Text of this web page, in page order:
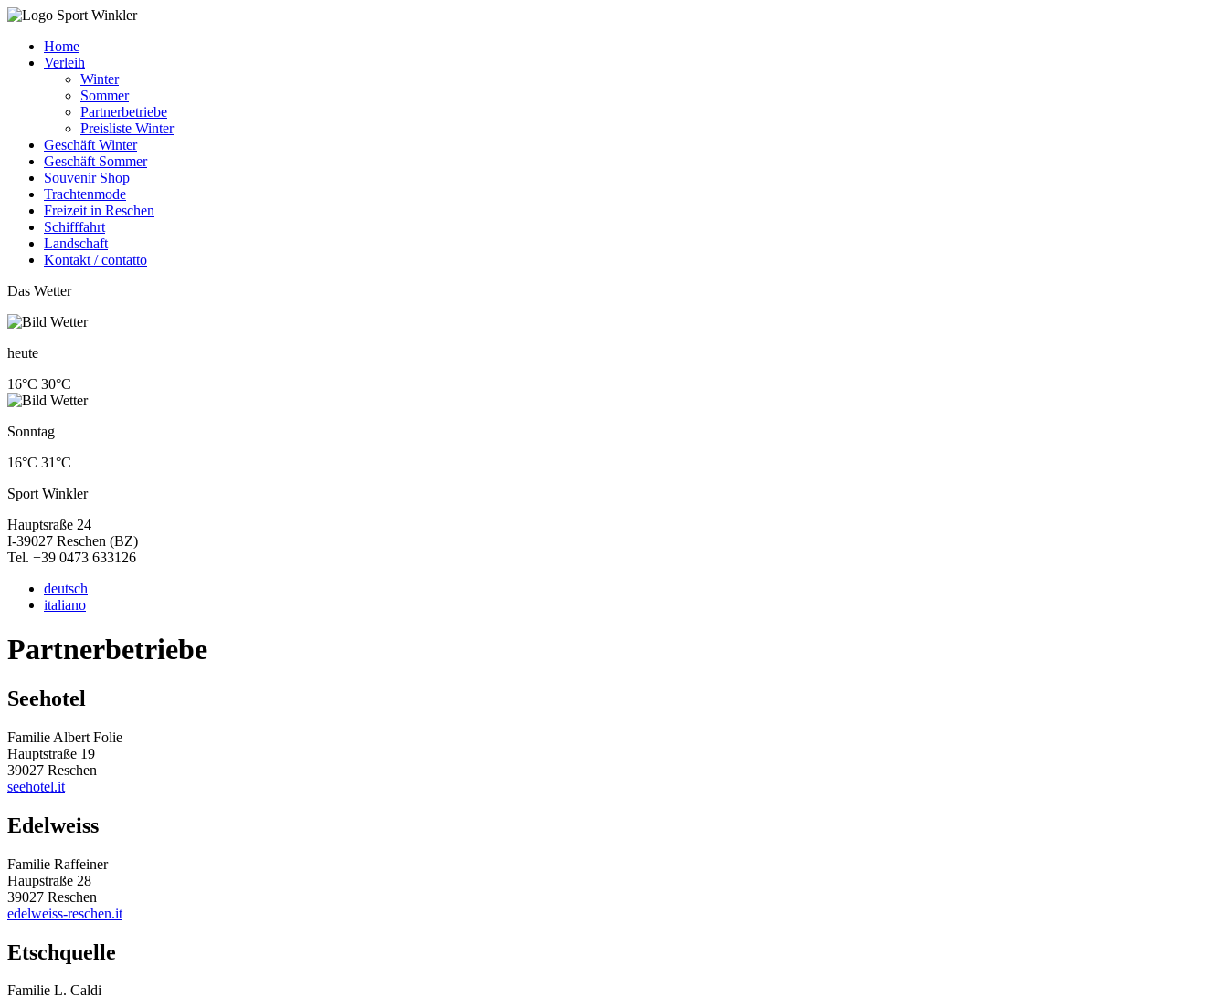
Home
Verleih
Winter
Sommer
Partnerbetriebe
Preisliste Winter
Geschäft Winter
Geschäft Sommer
Souvenir Shop
Trachtenmode
Freizeit in Reschen
Schifffahrt
Landschaft
Kontakt / contatto
Das Wetter
heute
16°C 30°C
Sonntag
16°C 31°C
Sport Winkler
Hauptsraße 24
I-39027 Reschen (BZ)
Tel. +39 0473 633126
deutsch
italiano
Partnerbetriebe
Seehotel
Familie Albert Folie
Hauptstraße 19
39027 Reschen
seehotel.it
Edelweiss
Familie Raffeiner
Haupstraße 28
39027 Reschen
edelweiss-reschen.it
Etschquelle
Familie L. Caldi